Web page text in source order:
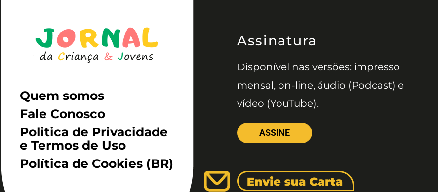
Quem somos
Fale Conosco
Politica de Privacidade
e Termos de Uso
Política de Cookies (BR)
Assinatura
Disponível nas versões: impresso
mensal, on-line, áudio (Podcast) e
vídeo (YouTube).
ASSINE